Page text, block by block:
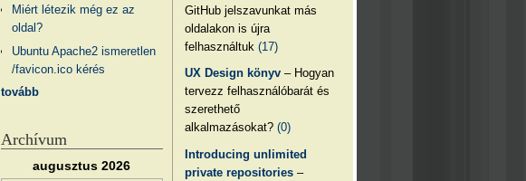
GitHub jelszavunkat más
oldalakon is újra
felhasználtuk(17)
UX Design könyv – Hogyan
tervezz felhasználóbarát és
szerethető
alkalmazásokat?(0)
Introducing unlimited
private repositories –
Miért létezik még ez az
oldal?
Ubuntu Apache2 ismeretlen
/favicon.ico kérés
tovább
Archívum
augusztus 2026